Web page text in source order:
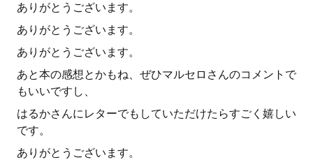
ありがとうございます。
ありがとうございます。
ありがとうございます。
あと本の感想とかもね、ぜひマルセロさんのコメントで
もいいですし、
はるかさんにレターでもしていただけたらすごく嬉しい
です。
ありがとうございます。